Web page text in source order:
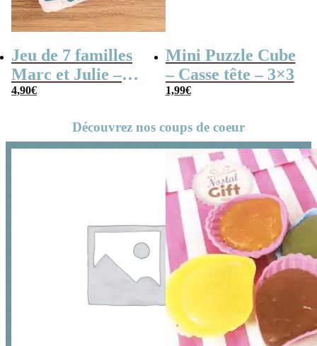
Jeu de 7 familles
Marc et Julie –
Les meilleures
4,90€
Mini Puzzle Cube
– Casse tête – 3×3
1,99€
Découvrez nos coups de coeur